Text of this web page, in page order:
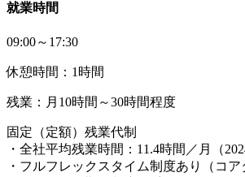
就業時間
09:00～17:30
休憩時間：1時間
残業：月10時間～30時間程度
固定（定額）残業代制
・全社平均残業時間：11.4時間／月（
・フルフレックスタイム制度あり（コア